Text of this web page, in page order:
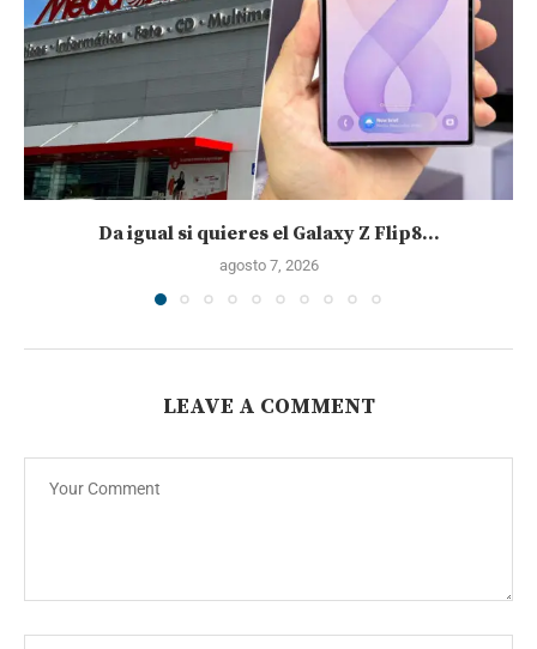
Da igual si quieres el Galaxy Z Flip8...
agosto 7, 2026
LEAVE A COMMENT